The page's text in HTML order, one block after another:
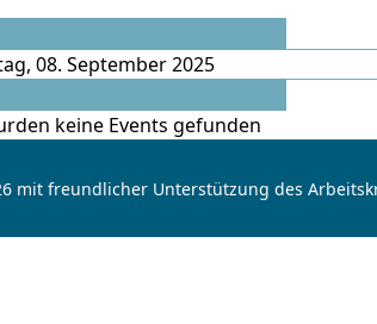
08. September 2025
keine Events gefunden
mit freundlicher Unterstützung des